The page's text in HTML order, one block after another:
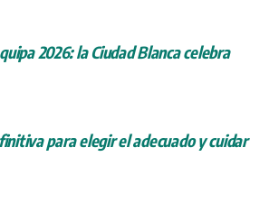
2026: la Ciudad Blanca celebra
para elegir el adecuado y cuidar